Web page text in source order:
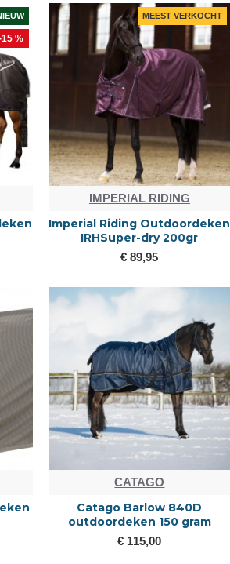
15 %
MEEST VERKOCHT
IMPERIAL RIDING
Imperial Riding Outdoordeken
IRHSuper-dry 200gr
€ 89,95
CATAGO
Catago Barlow 840D
outdoordeken 150 gram
€ 115,00